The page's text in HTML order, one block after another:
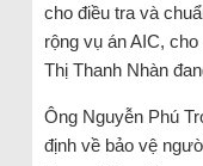
cho điều tra và
rộng vụ án AIC,
Thị Thanh Nhàn
Ông Nguyễn Phú
định về bảo vệ